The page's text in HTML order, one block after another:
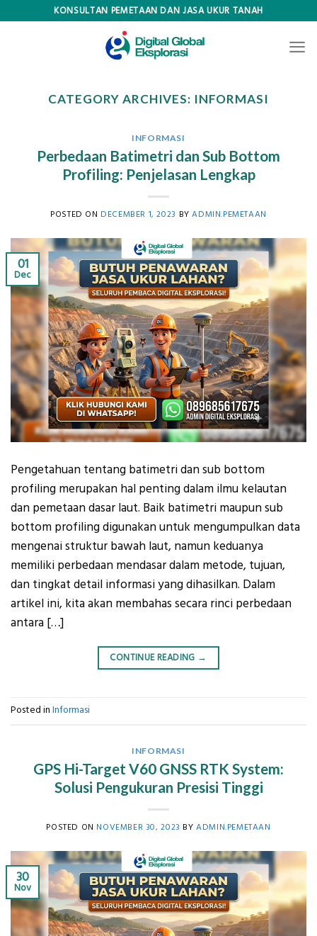
KONSULTAN PEMETAAN DAN JASA UKUR TANAH
CATEGORY ARCHIVES: INFORMASI
INFORMASI
Perbedaan Batimetri dan Sub Bottom
Profiling: Penjelasan Lengkap
POSTED ON DECEMBER 1, 2023 BYADMIN.PEMETAAN
01
Dec
Pengetahuan tentang batimetri dan sub bottom
profiling merupakan hal penting dalam ilmu kelautan
dan pemetaan dasar laut. Baik batimetri maupun sub
bottom profiling digunakan untuk mengumpulkan data
mengenai struktur bawah laut, namun keduanya
memiliki perbedaan mendasar dalam metode, tujuan,
dan tingkat detail informasi yang dihasilkan. Dalam
artikel ini, kita akan membahas secara rinci perbedaan
antara […]
CONTINUE READING →
Posted in Informasi
INFORMASI
GPS Hi-Target V60 GNSS RTK System:
Solusi Pengukuran Presisi Tinggi
POSTED ON NOVEMBER 30, 2023 BYADMIN.PEMETAAN
30
Nov